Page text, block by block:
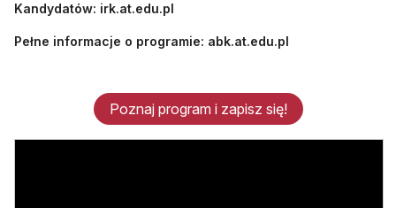
Kandydatów: irk.at.edu.pl
Pełne informacje o programie: abk.at.edu.pl
Poznaj program i zapisz się!